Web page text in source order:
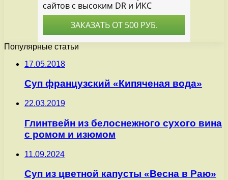
Популярные статьи
17.05.2018
Суп французский «Кипяченая вода»
22.03.2019
Глинтвейн из белоснежного сухого вина
с ромом и изюмом
11.09.2024
Суп из цветной капусты «Весна в Раю»